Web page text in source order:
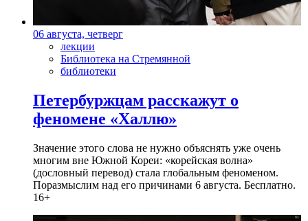
06 августа, четверг
лекции
Библиотека на Стремянной
библиотеки
Петербуржцам расскажут о
феномене «Халлю»
Значение этого слова не нужно объяснять уже очень
многим вне Южной Кореи: «корейская волна»
(дословный перевод) стала глобальным феноменом.
Поразмыслим над его причинами 6 августа. Бесплатно.
16+